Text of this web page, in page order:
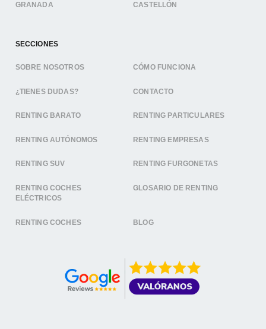
GRANADA CASTELLÓN
SECCIONES
SOBRE NOSOTROS CÓMO FUNCIONA
¿TIENES DUDAS? CONTACTO
RENTING BARATO RENTING PARTICULARES
RENTING AUTÓNOMOS RENTING EMPRESAS
RENTING SUV RENTING FURGONETAS
RENTING COCHES
ELÉCTRICOS
GLOSARIO DE RENTING
RENTING COCHES BLOG